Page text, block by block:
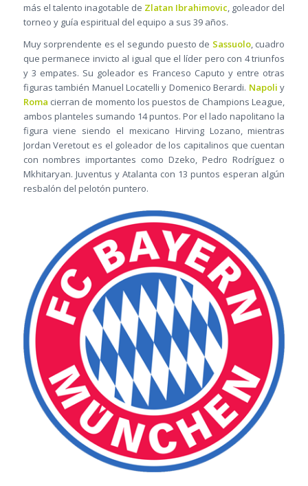
más el talento inagotable de Zlatan Ibrahimovic, goleador del
torneo y guía espiritual del equipo a sus 39 años.
Muy sorprendente es el segundo puesto de Sassuolo, cuadro
que permanece invicto al igual que el líder pero con 4 triunfos
y 3 empates. Su goleador es Franceso Caputo y entre otras
figuras también Manuel Locatelli y Domenico Berardi. Napoliy
Roma cierran de momento los puestos de Champions League,
ambos planteles sumando 14 puntos. Por el lado napolitano la
figura viene siendo el mexicano Hirving Lozano, mientras
Jordan Veretout es el goleador de los capitalinos que cuentan
con nombres importantes como Dzeko, Pedro Rodríguez o
Mkhitaryan. Juventus y Atalanta con 13 puntos esperan algún
resbalón del pelotón puntero.